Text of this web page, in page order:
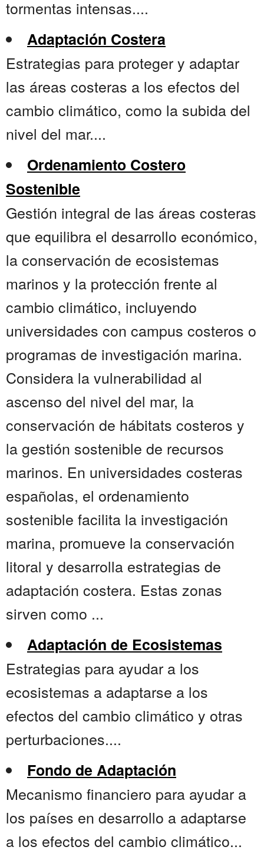
tormentas intensas....
Adaptación Costera
Estrategias para proteger y adaptar
las áreas costeras a los efectos del
cambio climático, como la subida del
nivel del mar....
Ordenamiento Costero
Sostenible
Gestión integral de las áreas costeras
que equilibra el desarrollo económico,
la conservación de ecosistemas
marinos y la protección frente al
cambio climático, incluyendo
universidades con campus costeros o
programas de investigación marina.
Considera la vulnerabilidad al
ascenso del nivel del mar, la
conservación de hábitats costeros y
la gestión sostenible de recursos
marinos. En universidades costeras
españolas, el ordenamiento
sostenible facilita la investigación
marina, promueve la conservación
litoral y desarrolla estrategias de
adaptación costera. Estas zonas
sirven como ...
Adaptación de Ecosistemas
Estrategias para ayudar a los
ecosistemas a adaptarse a los
efectos del cambio climático y otras
perturbaciones....
Fondo de Adaptación
Mecanismo financiero para ayudar a
los países en desarrollo a adaptarse
a los efectos del cambio climático...